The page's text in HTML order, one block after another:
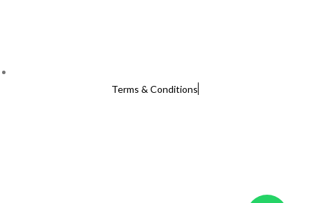
Terms & Conditions